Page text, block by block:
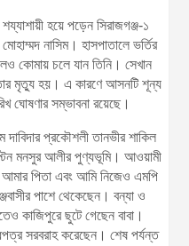
হয়ে পড়েন সিরাজগঞ্জ-১
নাসিম। হাসপাতালে ভর্তির
কোমায় চলে যান তিনি। সেখান
মৃত্যু হয়। এ কারণে আসনটি শূন্য
ঘোষণার সম্ভাবনা রয়েছে।
প্রকৌশলী তানভীর শাকিল
মনসুর আলীর পুণ্যভূমি। আওয়ামী
পিতা এবং আমি নিজেও এমপি
পাশে থেকেছেন। বন্যা ও
কাজিপুরে ছুটে গেছেন বাবা।
সরবরাহ করেছেন। শেষ পর্যন্ত